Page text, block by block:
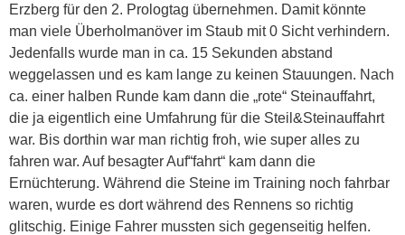
Erzberg für den 2. Prologtag übernehmen. Damit könnte
man viele Überholmanöver im Staub mit 0 Sicht verhindern.
Jedenfalls wurde man in ca. 15 Sekunden abstand
weggelassen und es kam lange zu keinen Stauungen. Nach
ca. einer halben Runde kam dann die „rote“ Steinauffahrt,
die ja eigentlich eine Umfahrung für die Steil&Steinauffahrt
war. Bis dorthin war man richtig froh, wie super alles zu
fahren war. Auf besagter Auf“fahrt“ kam dann die
Ernüchterung. Während die Steine im Training noch fahrbar
waren, wurde es dort während des Rennens so richtig
glitschig. Einige Fahrer mussten sich gegenseitig helfen.